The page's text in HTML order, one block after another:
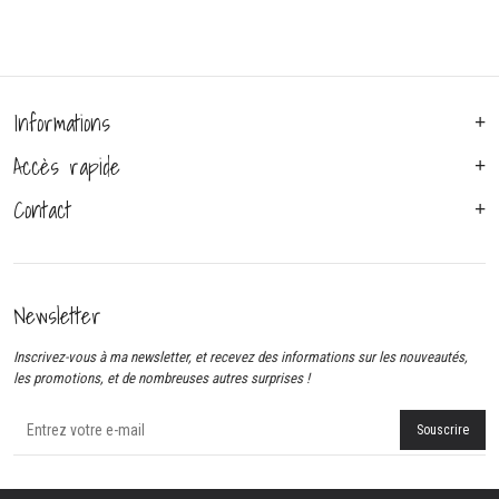
Informations
Accès rapide
Contact
Newsletter
Inscrivez-vous à ma newsletter, et recevez des informations sur les nouveautés,
les promotions, et de nombreuses autres surprises !